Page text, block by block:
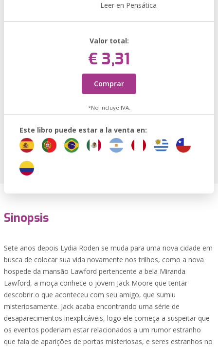
Leer en Pensática
Valor total:
€ 3,31
Comprar
*No incluye IVA.
Este libro puede estar a la venta en:
Sinopsis
Sete anos depois Lydia Roden se muda para uma nova cidade em
busca de colocar sua vida novamente nos trilhos, como a nova
hospede da mansão Lawford pertencente a bela Miranda
Lawford, a moça conhece o jovem Jack Moore que tentar
descobrir o que aconteceu com seu amigo, que sumiu
misteriosamente. Jack acaba encontrando uma série de
desaparecimentos inexplicáveis, logo ele começa a suspeitar que
os eventos poderiam estar relacionados a um rumor estranho
que fala de aparições de portas misteriosas, e seres estranhos no